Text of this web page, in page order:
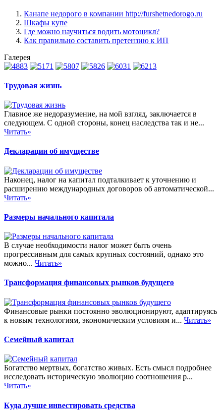
Канапе недорого в компании http://furshetnedorogo.ru
Шкафы купе
Где можно научиться водить мотоцикл?
Как правильно составить претензию к ИП
Галерея
Трудовая жизнь
Главное же недоразумение, на мой взгляд, заключается в
следующем. С одной стороны, конец наследства так и не...
Читать»
Декларации об имуществе
Наконец, налог на капитал подталкивает к уточнению и
расширению международных договоров об автоматической...
Читать»
Размеры начального капитала
В случае необходимости налог может быть очень
прогрессивным для самых крупных состояний, однако это
можно... Читать»
Трансформация финансовых рынков будущего
Финансовые рынки постоянно эволюционируют, адаптируясь
к новым технологиям, экономическим условиям и... Читать»
Семейный капитал
Богатство мертвых, богатство живых. Есть смысл подробнее
исследовать историческую эволюцию соотношения р...
Читать»
Куда лучше инвестировать средства